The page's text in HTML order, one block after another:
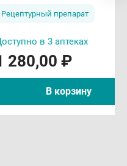
Рецептурный препарат
в 3 аптеках
280,00 ₽
В корзину